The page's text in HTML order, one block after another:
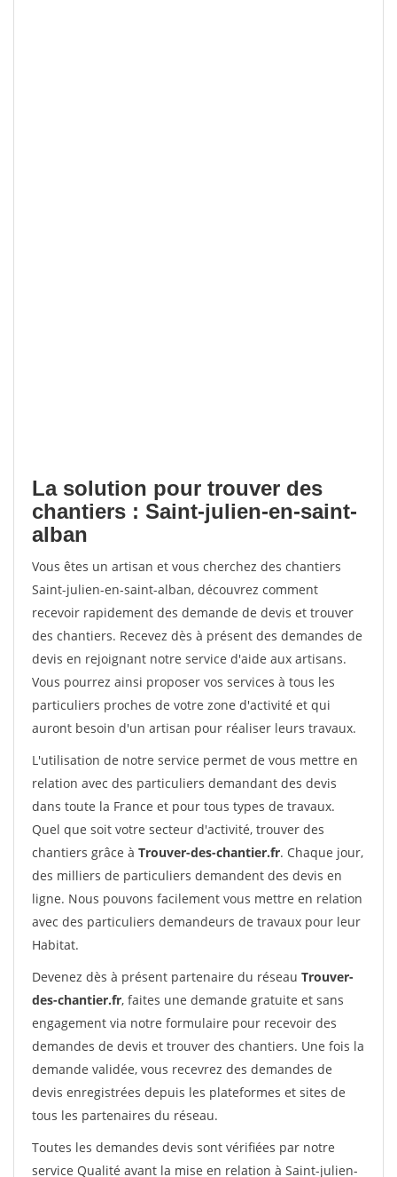
La solution pour trouver des
chantiers : Saint-julien-en-saint-
alban
Vous êtes un artisan et vous cherchez des chantiers
Saint-julien-en-saint-alban, découvrez comment
recevoir rapidement des demande de devis et trouver
des chantiers. Recevez dès à présent des demandes de
devis en rejoignant notre service d'aide aux artisans.
Vous pourrez ainsi proposer vos services à tous les
particuliers proches de votre zone d'activité et qui
auront besoin d'un artisan pour réaliser leurs travaux.
L'utilisation de notre service permet de vous mettre en
relation avec des particuliers demandant des devis
dans toute la France et pour tous types de travaux.
Quel que soit votre secteur d'activité, trouver des
chantiers grâce à Trouver-des-chantier.fr. Chaque jour,
des milliers de particuliers demandent des devis en
ligne. Nous pouvons facilement vous mettre en relation
avec des particuliers demandeurs de travaux pour leur
Habitat.
Devenez dès à présent partenaire du réseau Trouver-
des-chantier.fr, faites une demande gratuite et sans
engagement via notre formulaire pour recevoir des
demandes de devis et trouver des chantiers. Une fois la
demande validée, vous recevrez des demandes de
devis enregistrées depuis les plateformes et sites de
tous les partenaires du réseau.
Toutes les demandes devis sont vérifiées par notre
service Qualité avant la mise en relation à Saint-julien-